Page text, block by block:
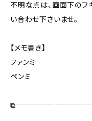
不明な点は、画面下の
い合わせ下さいませ。
【メモ書き】
ファンミ
ペンミ